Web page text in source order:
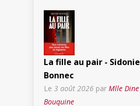
La fille au pair - Sidonie
Bonnec
Le 3 août 2026 par Mlle Dine
Bouquine